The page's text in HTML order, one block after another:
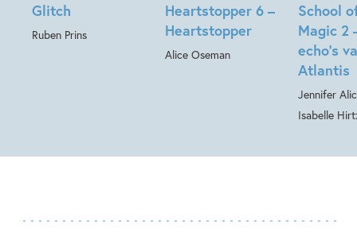
Glitch
Ruben Prins
Heartstopper 6 –
Heartstopper
Alice Oseman
School
Magic 2
echo’s
Atlantis
Jennifer
Isabelle